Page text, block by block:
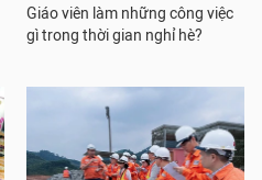
Giáo viên làm những công việc
gì trong thời gian nghỉ hè?